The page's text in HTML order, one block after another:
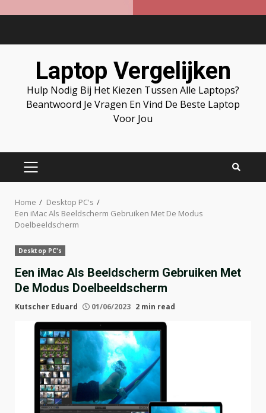
Laptop Vergelijken
Hulp Nodig Bij Het Kiezen Tussen Alle Laptops?
Beantwoord Je Vragen En Vind De Beste Laptop
Voor Jou
PRIMARY
Home
Desktop PC's
Een iMac Als Beeldscherm Gebruiken Met De Modus
Doelbeeldscherm
Desktop PC's
Een iMac Als Beeldscherm Gebruiken Met
De Modus Doelbeeldscherm
Kutscher Eduard 01/06/2023 2 min read